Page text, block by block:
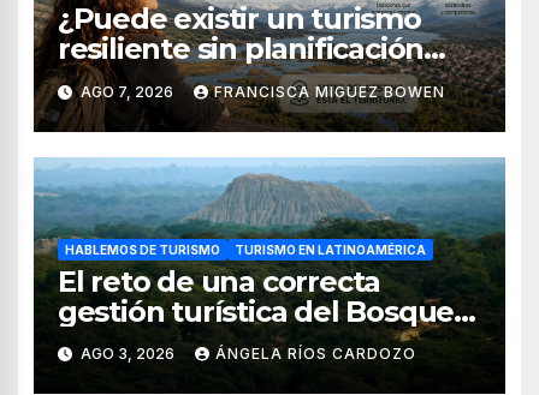
¿Puede existir un turismo
resiliente sin planificación
territorial?
AGO 7, 2026 FRANCISCA MIGUEZ BOWEN
HABLEMOS DE TURISMO TURISMO EN LATINOAMÉRICA
El reto de una correcta
gestión turística del Bosque
de Pomac (en Perú)
AGO 3, 2026 ÁNGELA RÍOS CARDOZO